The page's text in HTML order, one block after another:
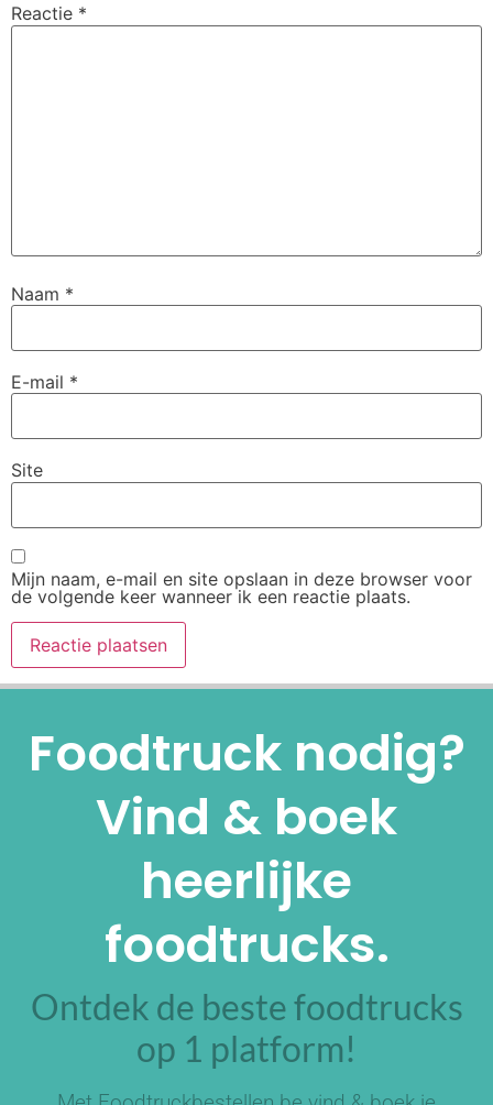
Reactie *
Naam *
E-mail *
Site
Mijn naam, e-mail en site opslaan in deze browser voor
de volgende keer wanneer ik een reactie plaats.
Foodtruck nodig?
Vind & boek
heerlijke
foodtrucks.
Ontdek de beste foodtrucks
op 1 platform!